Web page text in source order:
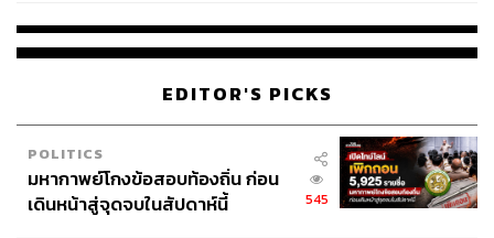
THE STANDARD TEAM
กองบรรณาธิการ THE STANDARD
EDITOR'S PICKS
POLITICS
มหากาพย์โกงข้อสอบท้องถิ่น ก่อน
เดินหน้าสู่จุดจบในสัปดาห์นี้
545